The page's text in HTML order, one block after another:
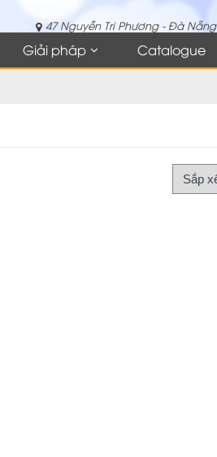
47 Nguyễn Tri Phương - Đà Nẵng
Giải pháp Catalogue